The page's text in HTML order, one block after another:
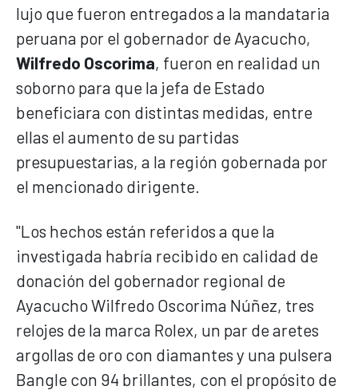
lujo que fueron entregados a la mandataria
peruana por el gobernador de Ayacucho,
Wilfredo Oscorima, fueron en realidad un
soborno para que la jefa de Estado
beneficiara con distintas medidas, entre
ellas el aumento de su partidas
presupuestarias, a la región gobernada por
el mencionado dirigente.
"Los hechos están referidos a que la
investigada habría recibido en calidad de
donación del gobernador regional de
Ayacucho Wilfredo Oscorima Núñez, tres
relojes de la marca Rolex, un par de aretes
argollas de oro con diamantes y una pulsera
Bangle con 94 brillantes, con el propósito de